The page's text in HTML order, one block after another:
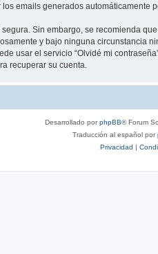
emails generados automáticamente
Sin embargo, se recomienda
y bajo ninguna circunstancia
usar el servicio “Olvidé mi
recuperar su cuenta.
Desarrollado porphpBB® Forum
Traducción al español por
Privacidad |